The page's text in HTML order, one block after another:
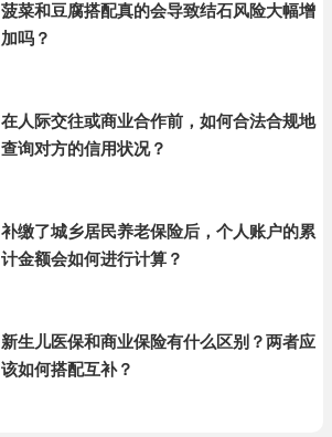
菠菜和豆腐搭配真的会导致结石风险大幅增
加吗？
在人际交往或商业合作前，如何合法合规地
查询对方的信用状况？
补缴了城乡居民养老保险后，个人账户的累
计金额会如何进行计算？
新生儿医保和商业保险有什么区别？两者应
该如何搭配互补？